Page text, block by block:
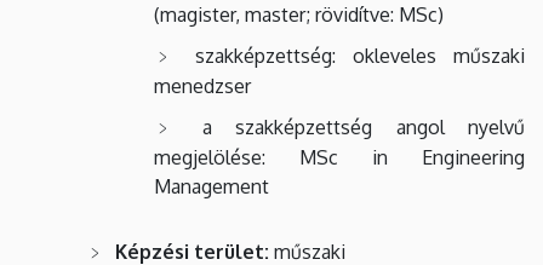
(magister, master; rövidítve: MSc)
szakképzettség: okleveles műszaki
menedzser
a szakképzettség angol nyelvű
megjelölése: MSc in Engineering
Management
Képzési terület: műszaki